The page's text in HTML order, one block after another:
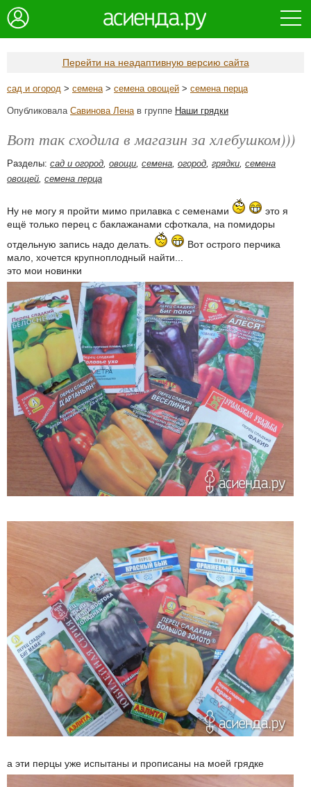
Перейти на неадаптивную версию сайта
сад и огород > семена> семена овощей > семена перца
Опубликовала Савинова Ленав группе Наши грядки
Вот так сходила в магазин за хлебушком)))
Разделы: сад и огород, овощи, семена, огород, грядки, семена
овощей, семена перца
Ну не могу я пройти мимо прилавка с семенами
это я
ещё только перец с баклажанами сфоткала, на помидоры
отдельную запись надо делать.
Вот острого перчика
мало, хочется крупноплодный найти...
это мои новинки
а эти перцы уже испытаны и прописаны на моей грядке